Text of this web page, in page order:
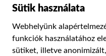
Sütik használata
Webhelyünk
funkciók használatához
sütiket, illetve
Kutatási területeink:
MÉDIA ÉS TÁRSADALOM